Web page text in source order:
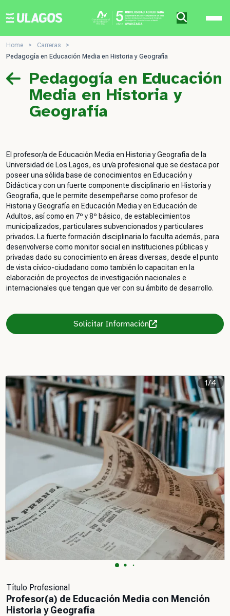
Ulagos Template
Home > Carreras
>
Pedagogía en Educación Media en Historia y Geografía
Pedagogía en Educación
Media en Historia y
Geografía
El profesor/a de Educación Media en Historia y Geografía de la
Universidad de Los Lagos, es un/a profesional que se destaca por
poseer una sólida base de conocimientos en Educación y
Didáctica y con un fuerte componente disciplinario en Historia y
Geografía, que le permite desempeñarse como profesor de
Historia y Geografía en Educación Media y en Educación de
Adultos, así como en 7º y 8º básico, de establecimientos
municipalizados, particulares subvencionados y particulares
privados. La fuerte formación disciplinaria lo faculta además, para
desenvolverse como monitor social en instituciones públicas y
privadas dado su conocimiento en áreas diversas, desde el punto
de vista cívico-ciudadano como también lo capacitan en la
elaboración de proyectos de investigación nacionales e
internacionales que tengan que ver con su ámbito de desarrollo.
Solicitar Información
1/4
Título Profesional
Profesor(a) de Educación Media con Mención
Historia y Geografía